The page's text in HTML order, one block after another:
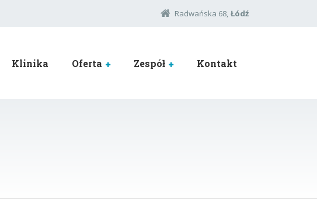
Radwańska 68, Łódź
Klinika Oferta Zespół Kontakt